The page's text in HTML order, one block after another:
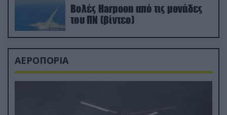
Βολές Harpoon από τις μονάδες
του ΠΝ (βίντεο)
ΑΕΡΟΠΟΡΙΑ